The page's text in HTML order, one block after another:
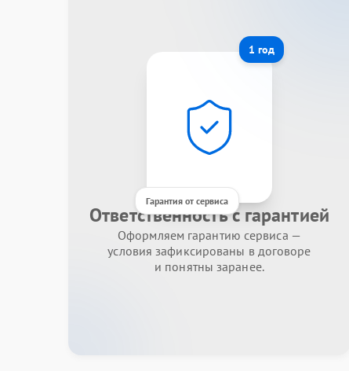
1 год
Гарантия от сервиса
Ответственность с гарантией
Оформляем гарантию сервиса —
условия зафиксированы в договоре
и понятны заранее.